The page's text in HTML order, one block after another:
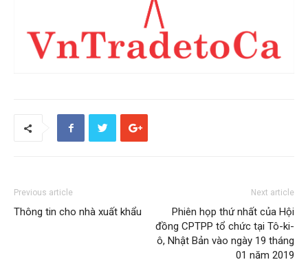
Previous article
Thông tin cho nhà xuất khẩu
Next article
Phiên họp thứ nhất của Hội
đồng CPTPP tổ chức tại Tô-ki-
ô, Nhật Bản vào ngày 19 tháng
01 năm 2019